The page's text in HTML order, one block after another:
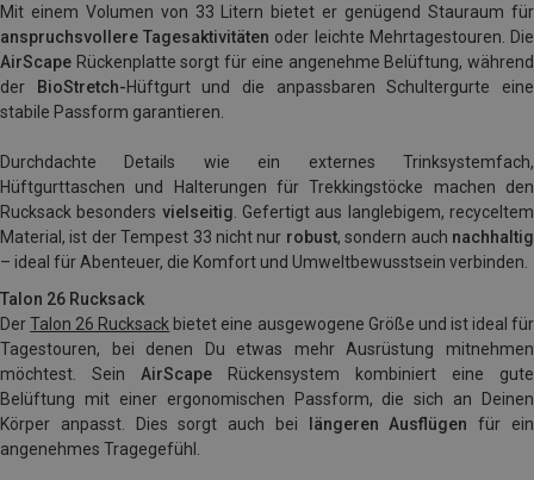
Mit einem Volumen von 33 Litern bietet er genügend Stauraum für
anspruchsvollere Tagesaktivitäten oder leichte Mehrtagestouren. Die
AirScape Rückenplatte sorgt für eine angenehme Belüftung, während
der BioStretch-Hüftgurt und die anpassbaren Schultergurte eine
stabile Passform garantieren.
Durchdachte Details wie ein externes Trinksystemfach,
Hüftgurttaschen und Halterungen für Trekkingstöcke machen den
Rucksack besonders vielseitig . Gefertigt aus langlebigem, recyceltem
Material, ist der Tempest 33 nicht nur robust, sondern auch nachhaltig
– ideal für Abenteuer, die Komfort und Umweltbewusstsein verbinden.
Talon 26 Rucksack
DerTalon 26 Rucksack bietet eine ausgewogene Größe und ist ideal für
Tagestouren, bei denen Du etwas mehr Ausrüstung mitnehmen
möchtest. Sein AirScape Rückensystem kombiniert eine gute
Belüftung mit einer ergonomischen Passform, die sich an Deinen
Körper anpasst. Dies sorgt auch bei längeren Ausflügen für ein
angenehmes Tragegefühl.